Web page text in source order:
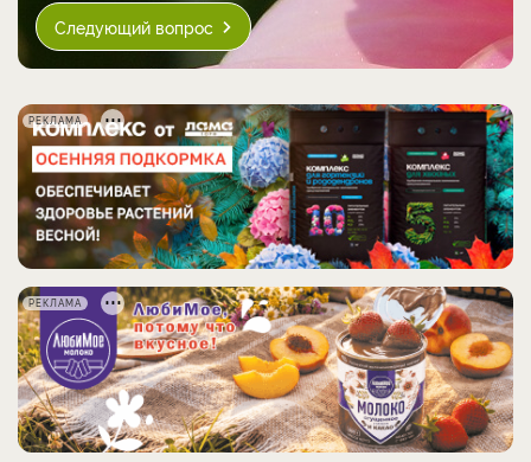
Следующий вопрос
РЕКЛАМА
РЕКЛАМА